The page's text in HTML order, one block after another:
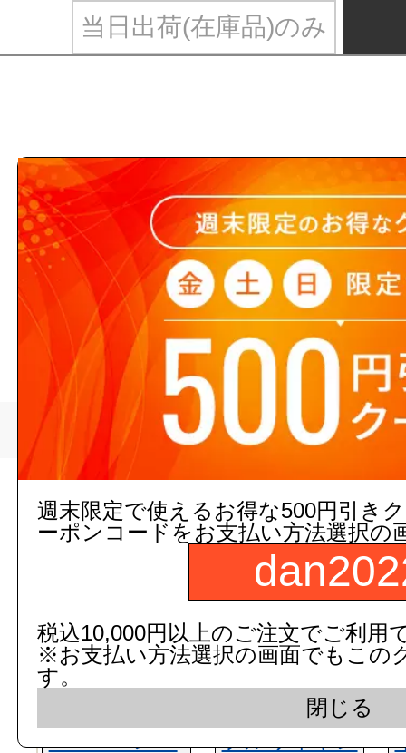
当日出荷(在庫品)のみ
アカギと
トップページ > アカギ
現在の店舗受注状
TOTO レバ フルワイヤレ
週末限定で使えるお得な500円引き
ーポンコードをお支払い方法選択の
税込10,000円以上のご注文でご利用
※お支払い方法選択の画面でもこの
す。
閉じる